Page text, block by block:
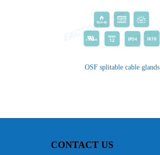
OSF splitable cable glands
CONTACT US